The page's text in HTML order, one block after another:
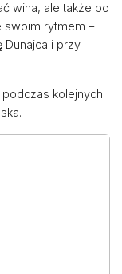
wina, ale także po
swoim rytmem –
Dunajca i przy
kolejnych